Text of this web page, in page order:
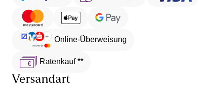
Online-Überweisung
Ratenkauf **
Versandart